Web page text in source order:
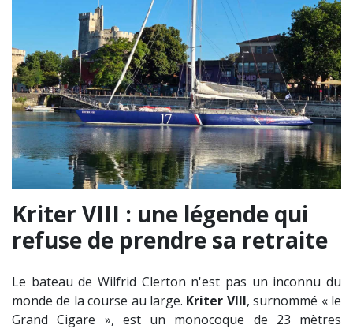
Kriter VIII : une légende qui
refuse de prendre sa retraite
Le bateau de Wilfrid Clerton n'est pas un inconnu du
monde de la course au large. Kriter VIII, surnommé « le
Grand Cigare », est un monocoque de 23 mètres